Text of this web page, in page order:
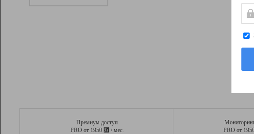
Премиум доступ
PRO от 1950 ⃏ / мес.
PRO от